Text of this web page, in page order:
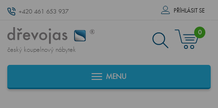
+420 461 653 937 PŘÍHLÁSIT SE
český koupelnový nábytek
0
MENU